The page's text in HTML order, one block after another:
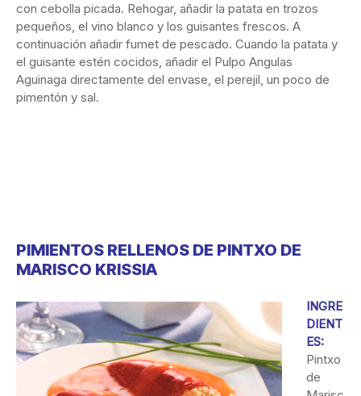
con cebolla picada. Rehogar, añadir la patata en trozos
pequeños, el vino blanco y los guisantes frescos. A
continuación añadir fumet de pescado. Cuando la patata y
el guisante estén cocidos, añadir el Pulpo Angulas
Aguinaga directamente del envase, el perejil, un poco de
pimentón y sal.
PIMIENTOS RELLENOS DE PINTXO DE
MARISCO KRISSIA
INGRE
DIENT
ES:
Pintxo
de